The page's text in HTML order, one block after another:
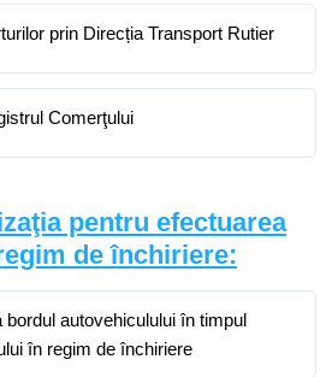
prin Direcția Transport Rutier
Comerţului
pentru efectuarea
de închiriere:
bordul autovehiculului în timpul
în regim de închiriere